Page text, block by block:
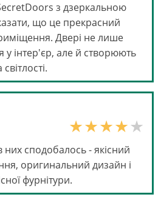
з дзеркальною
що це прекрасний
Двері не лише
у інтер'єр, але й створюють
них сподобалось - якісний
оригинальний дизайн і
фурнітури.